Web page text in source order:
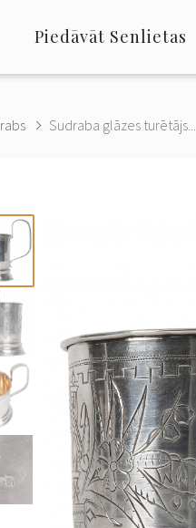
Piedāvāt Senlietas
Sudraba glāzes turētājs...